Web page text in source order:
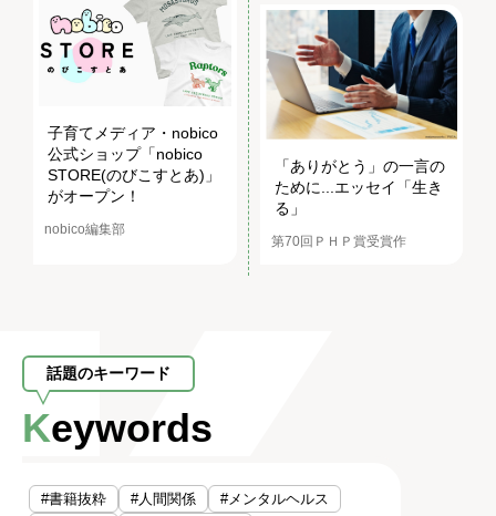
子育てメディア・nobico
公式ショップ「nobico
STORE(のびこすとあ)」
がオープン！
nobico編集部
「ありがとう」の一言の
ために...エッセイ「生き
る」
第70回ＰＨＰ賞受賞作
話題のキーワード
Keywords
#書籍抜粋 #人間関係
#メンタルヘルス